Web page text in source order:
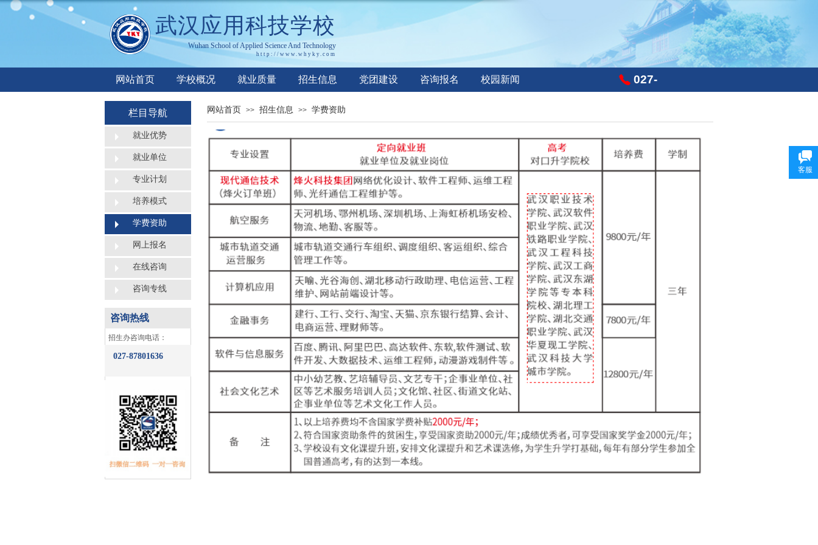
武汉应用科技学校
WuhanSchool ofApplied ScienceAnd Technology
http://www.whyky.co m
027-
87801636
网站首页 学校概况 就业质量 招生信息 党团建设 咨询报名 校园新闻
栏目导航 网站首页 >> 招生信息 >> 学费资助
就业优势
就业单位
专业计划
培养模式
学费资助
网上报名
在线咨询
咨询专线
咨询热线
​招生办咨询电话：
027-87801636
客服